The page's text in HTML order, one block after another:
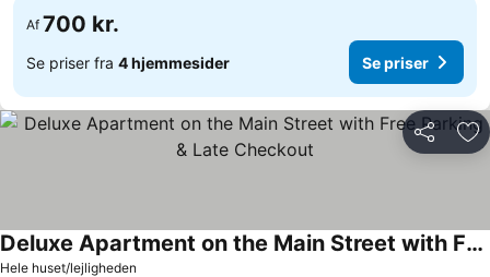
Af 700 kr.
Se priser fra 4 hjemmesider Se priser
Del
Hele huset/lejligheden
Deluxe Apartment on the Main Street with Free Parking & Late Checkout